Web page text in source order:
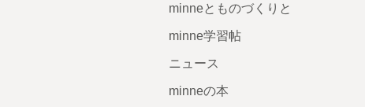
minneとものづくりと
minne学習帖
ニュース
minneの本